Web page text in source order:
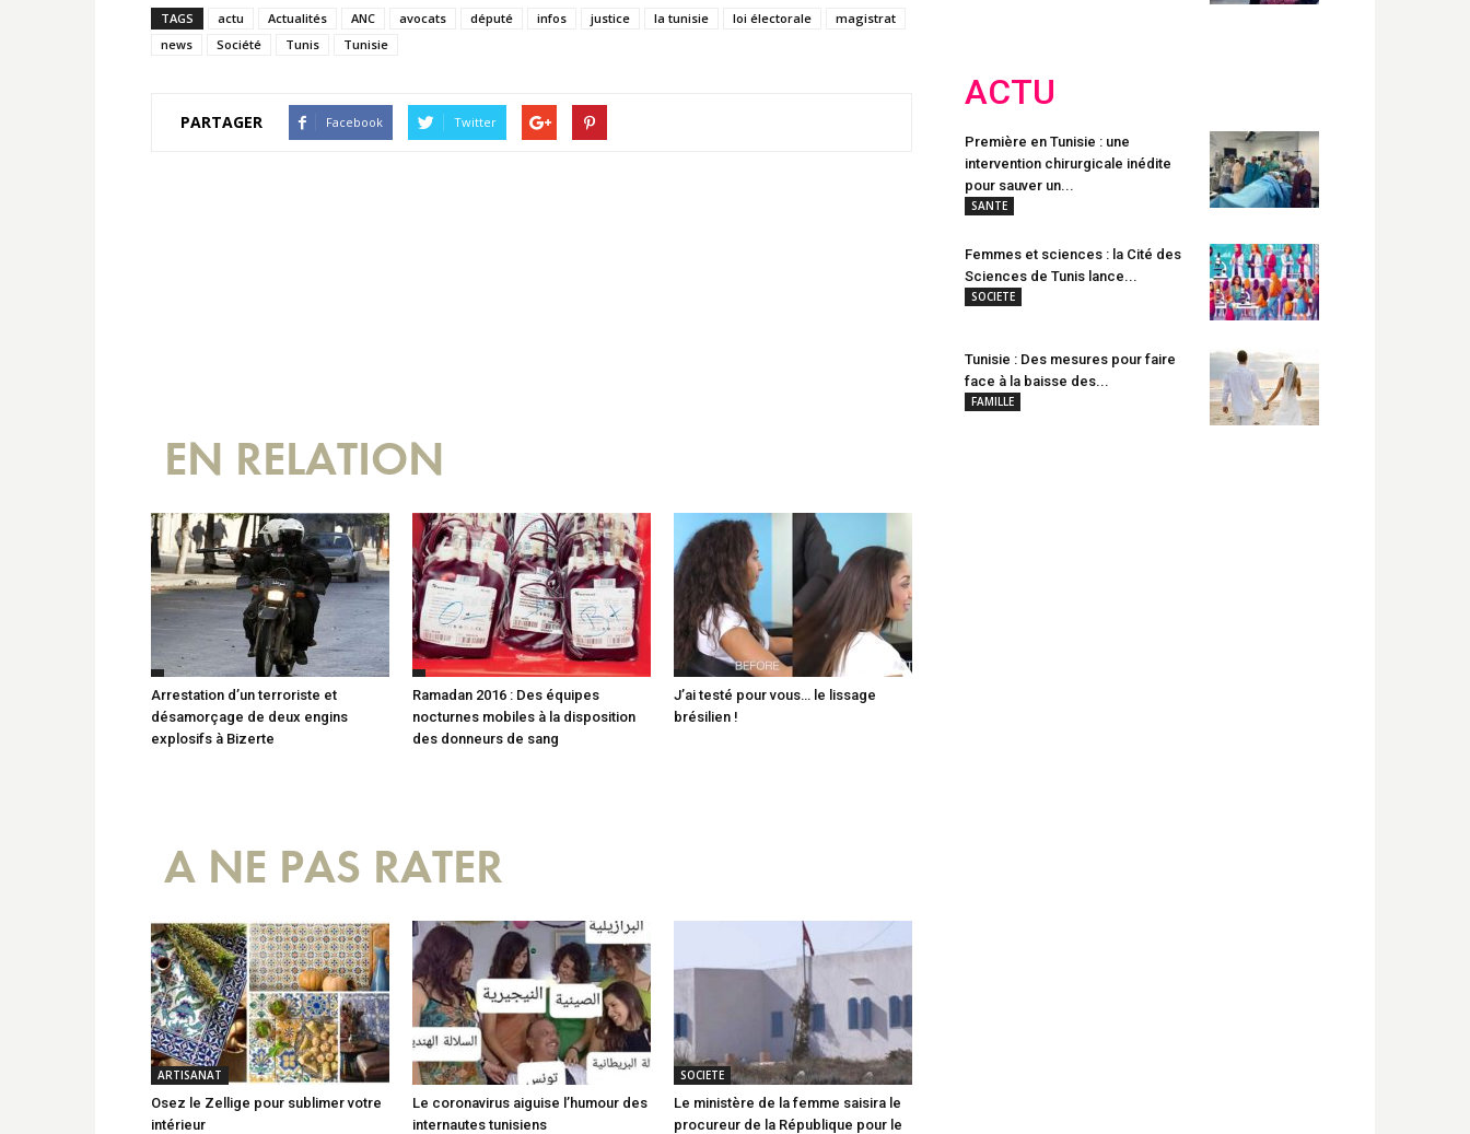
TAGS actu Actualités ANC avocats député infos justice la tunisie loi électorale
magistrat
news
Société Tunis Tunisie
PARTAGER Facebook Twitter
EN RELATION
Arrestation d’un terroriste et
désamorçage de deux engins
explosifs à Bizerte
Ramadan 2016 : Des équipes
nocturnes mobiles à la disposition
des donneurs de sang
J’ai testé pour vous… le lissage
brésilien !
A NE PAS RATER
ARTISANAT
Osez le Zellige pour sublimer votre
intérieur
Le coronavirus aiguise l’humour des
internautes tunisiens
SOCIETE
Le ministère de la femme saisira le
procureur de la République pour le
ACTU
Première en Tunisie : une
intervention chirurgicale inédite
pour sauver un...
SANTE
Femmes et sciences : la Cité des
Sciences de Tunis lance...
SOCIETE
Tunisie : Des mesures pour faire
face à la baisse des...
FAMILLE